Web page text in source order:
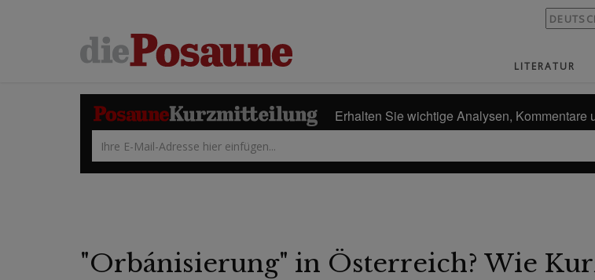
LITERATUR
Erhalten Sie wichtige Analysen, Kommentare
"Orbánisierung" in Österreich? Wie